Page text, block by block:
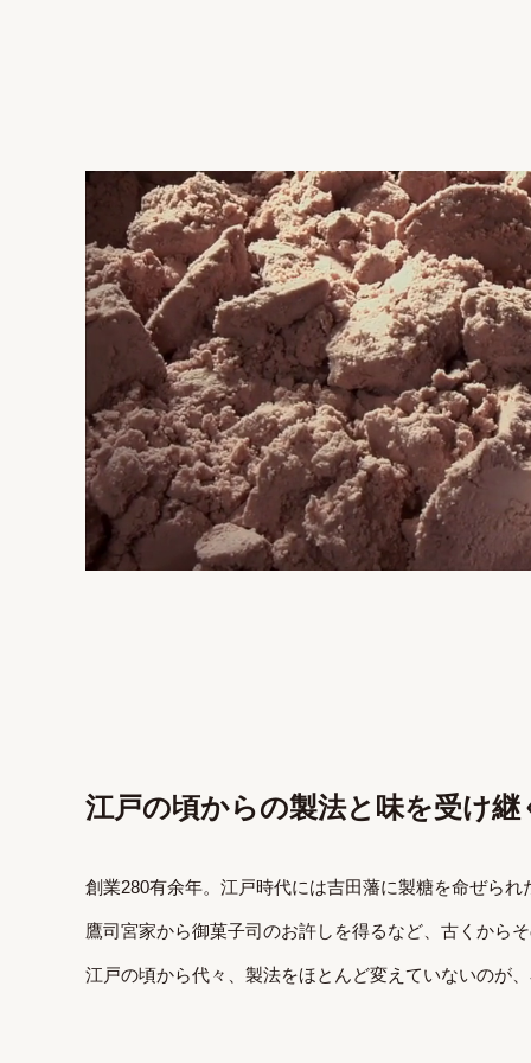
江戸の頃からの製法と味を受け継
創業280有余年。江戸時代には吉田藩に製糖を命ぜら
鷹司宮家から御菓子司のお許しを得るなど、古くから
江戸の頃から代々、製法をほとんど変えていないのが